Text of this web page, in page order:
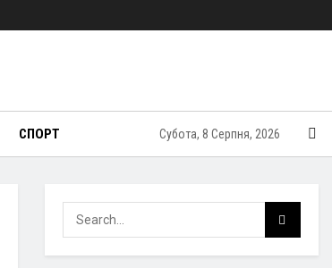
СПОРТ Субота, 8 Серпня, 2026